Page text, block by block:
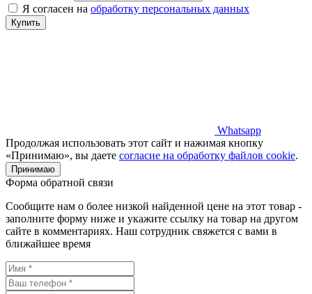
Я согласен на обработку персональных данных
Купить
Whatsapp
Продолжая использовать этот сайт и нажимая кнопку
«Принимаю», вы даете согласие на обработку файлов cookie.
Принимаю
Форма обратной связи
Сообщите нам о более низкой найденной цене на этот товар -
заполните форму ниже и укажите ссылку на товар на другом
сайте в комментариях. Наш сотрудник свяжется с вами в
ближайшее время